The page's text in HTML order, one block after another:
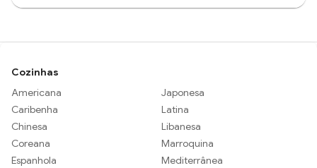
Cozinhas
Americana
Caribenha
Chinesa
Coreana
Espanhola
Japonesa
Latina
Libanesa
Marroquina
Mediterrânea